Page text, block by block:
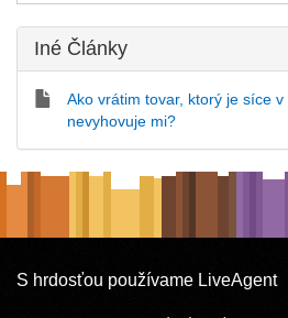
Iné Články
Ako vrátim tovar, ktorý je síce
nevyhovuje mi?
S hrdosťou používame LiveAgent